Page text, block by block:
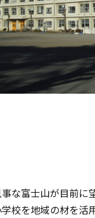
な富士山が目前
校を地域の材を